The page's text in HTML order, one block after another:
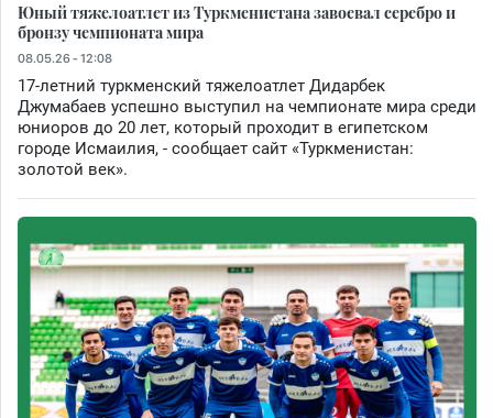
Юный тяжелоатлет из Туркменистана завоевал серебро и
бронзу чемпионата мира
08.05.26 - 12:08
17-летний туркменский тяжелоатлет Дидарбек
Джумабаев успешно выступил на чемпионате мира среди
юниоров до 20 лет, который проходит в египетском
городе Исмаилия, - сообщает сайт «Туркменистан:
золотой век».